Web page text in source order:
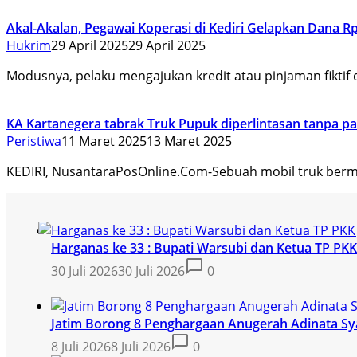
Akal-Akalan, Pegawai Koperasi di Kediri Gelapkan Dana
Hukrim29 April 202529 April 2025
Modusnya, pelaku mengajukan kredit atau pinjaman fiktif
KA Kartanegera tabrak Truk Pupuk diperlintasan tanpa
Peristiwa11 Maret 202513 Maret 2025
KEDIRI, NusantaraPosOnline.Com-Sebuah mobil truk
Harganas ke 33 : Bupati Warsubi dan Ketua TP
30 Juli 202630 Juli 2026 0
Jatim Borong 8 Penghargaan Anugerah Adinata
8 Juli 20268 Juli 2026 0